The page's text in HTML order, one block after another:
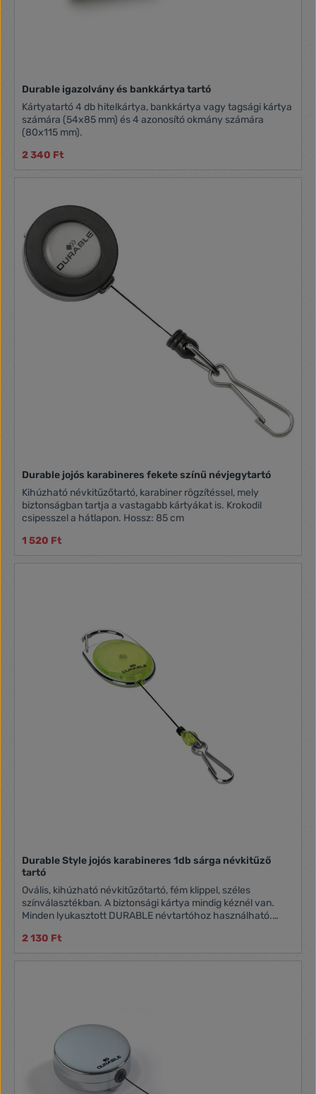
Durable igazolvány és bankkártya tartó
Kártyatartó 4 db hitelkártya, bankkártya vagy tagsági kártya
számára (54x85 mm) és 4 azonosító okmány számára
(80x115 mm).
2 340 Ft
Durable jojós karabineres fekete színű névjegytartó
Kihúzható névkitűzőtartó, karabiner rögzítéssel, mely
biztonságban tartja a vastagabb kártyákat is. Krokodil
csipesszel a hátlapon. Hossz: 85 cm
1 520 Ft
Durable Style jojós karabineres 1db sárga névkitűző
tartó
Ovális, kihúzható névkitűzőtartó, fém klippel, széles
színválasztékban. A biztonsági kártya mindig kéznél van.
Minden lyukasztott DURABLE névtartóhoz használható.
2 130 Ft